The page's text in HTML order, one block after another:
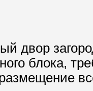
двор
блока,